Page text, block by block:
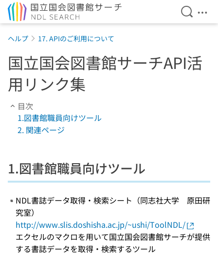
検索を
メ
ヘルプ 17. APIのご利用について
国立国会図書館サーチAPI活
用リンク集
目次
1.図書館職員向けツール
2. 関連ページ
1.図書館職員向けツール
NDL書誌データ取得・検索シート（同志社大学 原田研
究室）
http://www.slis.doshisha.ac.jp/~ushi/ToolNDL/
エクセルのマクロを用いて国立国会図書館サーチが提供
する書誌データを取得・検索するツール